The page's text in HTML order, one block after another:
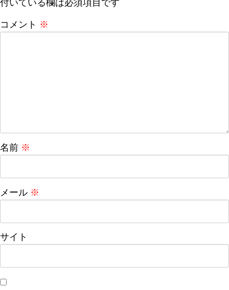
コメント ※
名前 ※
メール ※
サイト